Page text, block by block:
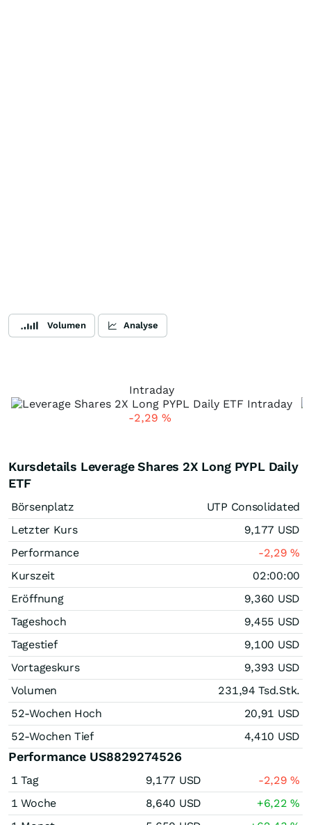
Volumen Analyse
Intraday
-2,29 %
Kursdetails Leverage Shares 2X Long PYPL Daily
ETF
Börsenplatz
UTP Consolidated
Letzter Kurs
9,177 USD
Performance
-2,29%
Kurszeit
02:00:00
Eröffnung
9,360 USD
Tageshoch
9,455 USD
Tagestief
9,100 USD
Vortageskurs
9,393 USD
Volumen
231,94 Tsd.Stk.
52-Wochen Hoch
20,91 USD
52-Wochen Tief
4,410 USD
Performance US8829274526
1 Tag 9,177 USD -2,29%
1 Woche
8,640 USD +6,22%